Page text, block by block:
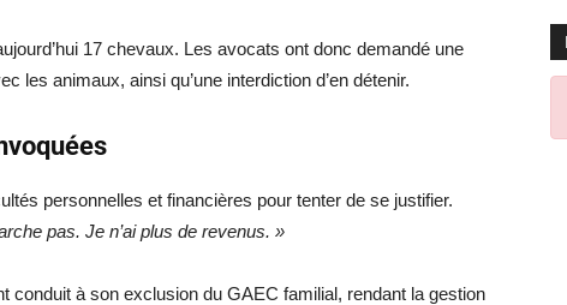
17 chevaux. Les avocats ont donc demandé une
les animaux, ainsi qu’une interdiction d’en détenir.
personnelles et financières pour tenter de se justifier.
pas. Je n’ai plus de revenus. »
conduit à son exclusion du GAEC familial, rendant la gestion